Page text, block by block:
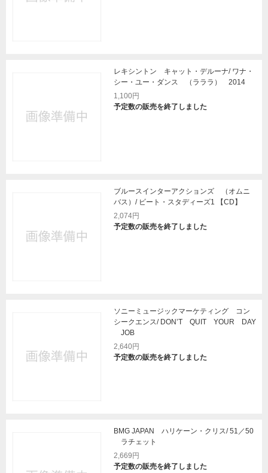
レキシントン キャット・デルーナ/ ワナ・
シー・ユー・ダンス （ラララ） 2014
1,100円
予定数の販売を終了しました
ブルースインターアクションズ （オムニ
バス）/ ビート・スタディーズ1 【CD】
2,074円
予定数の販売を終了しました
ソニーミュージックマーケティング コン
シークエンス/ DON’T QUIT YOUR DAY
JOB
2,640円
予定数の販売を終了しました
BMG JAPAN ハリケーン・クリス/ 51／50
ラチェット
2,669円
予定数の販売を終了しました